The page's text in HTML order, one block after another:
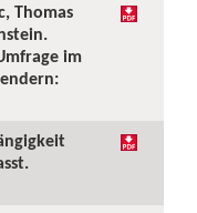
Thomas
im